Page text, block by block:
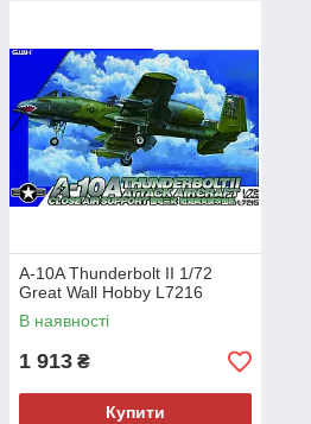
A-10A Thunderbolt II 1/72
Great Wall Hobby L7216
В наявності
1 913 ₴
Купити